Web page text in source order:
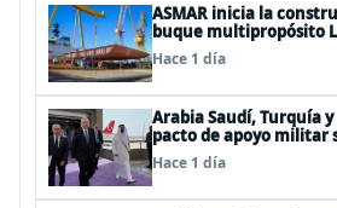
ASMAR inicia la
buque multipropósito
Hace 1 día
Arabia Saudí, Turquía
pacto de apoyo militar
atacado
Hace 1 día